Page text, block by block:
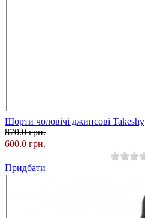
Шорти чоловічі джинсові Takeshy
870.0 грн.
600.0 грн.
Придбати